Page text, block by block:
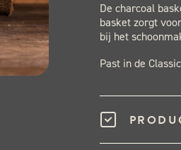
De charcoal
basket zorgt
bij het
Past in de